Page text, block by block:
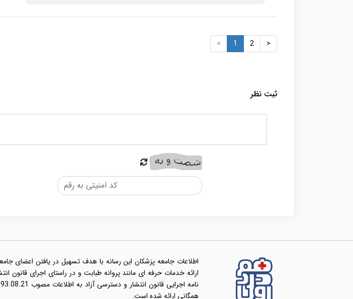
< 1 2 >
ثبت نظر
اطلاعات جامعه پزشکان این رسانه با هدف تسهیل در یافتن اعضای
همگانی ارائه شده است.